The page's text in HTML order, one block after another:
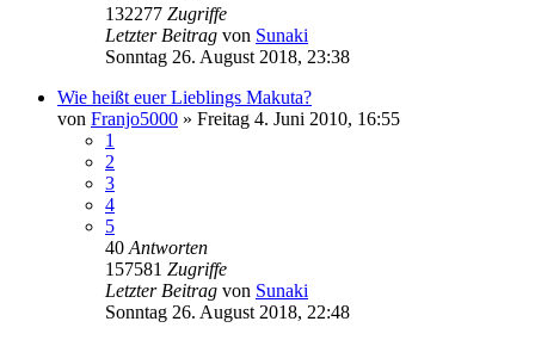
132277 Zugriffe
Letzter Beitrag von Sunaki
Sonntag 26. August 2018, 23:38
Wie heißt euer Lieblings Makuta?
von Franjo5000 » Freitag 4. Juni 2010, 16:55
1
2
3
4
5
40 Antworten
157581 Zugriffe
Letzter Beitrag von Sunaki
Sonntag 26. August 2018, 22:48